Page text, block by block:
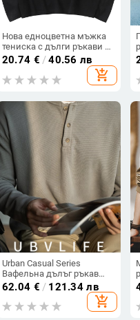
Нова едноцветна мъжка
тениска с дълги ръкави и
свободна кройка, кръгла
яка – ежедневен базов
слой за пролет и есен
20.74 € /40.56 лв
add_shopping_cart
Urban Casual Series
Вафельна дълъг ръкав
мъжки T-Shirt с бейзболна
яка, пролет 2026, Henley
стил
62.04 € / 121.34 лв
add_shopping_cart